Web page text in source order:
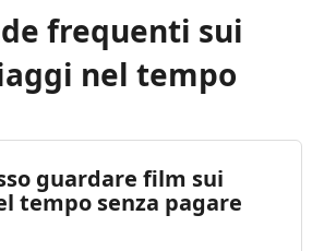
frequenti sui
nel tempo
guardare film sui
tempo senza pagare